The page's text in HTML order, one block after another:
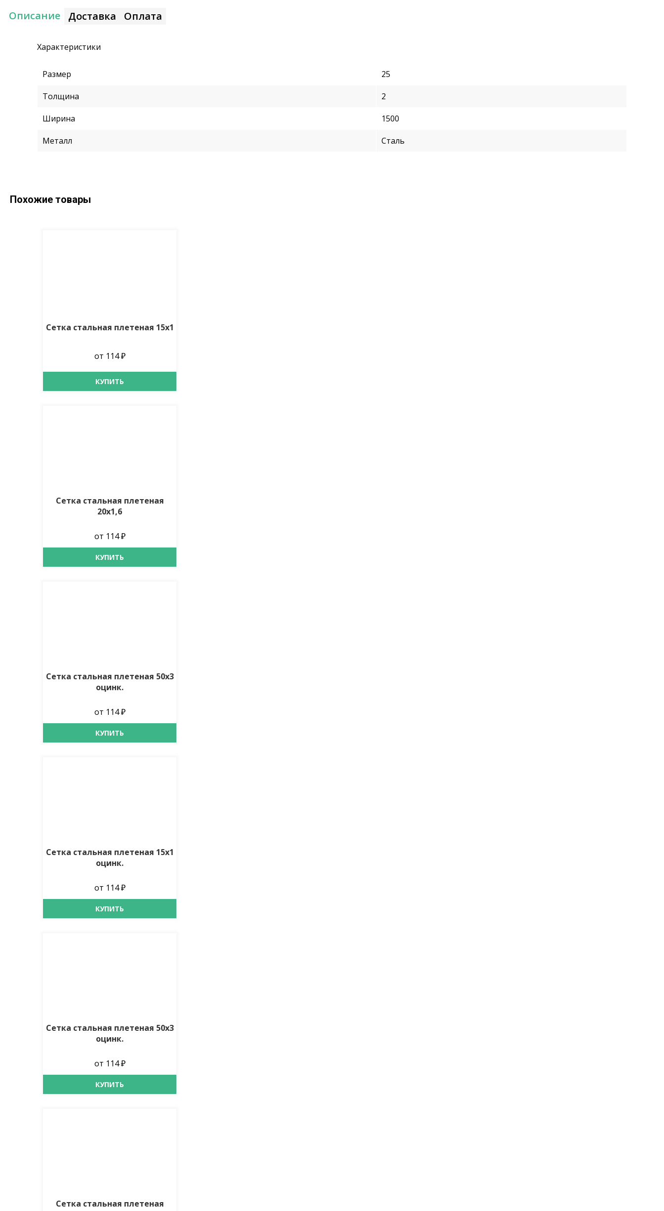
Описание Доставка Оплата
Характеристики
Размер 25
Толщина 2
Ширина 1500
Металл Cталь
Похожие товары
Сетка стальная плетеная 15х1
от 114 ₽
КУПИТЬ
Сетка стальная плетеная
20х1,6
от 114 ₽
КУПИТЬ
Сетка стальная плетеная 50х3
оцинк.
от 114 ₽
КУПИТЬ
Сетка стальная плетеная 15х1
оцинк.
от 114 ₽
КУПИТЬ
Сетка стальная плетеная 50х3
оцинк.
от 114 ₽
КУПИТЬ
Сетка стальная плетеная